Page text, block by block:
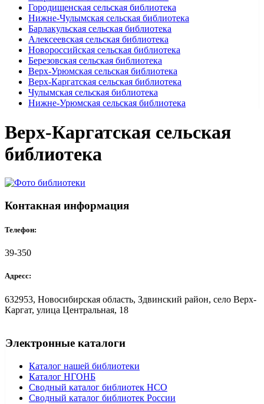
Городищенская сельская библиотека
Нижне-Чулымская сельская библиотека
Барлакульская сельская библиотека
Алексеевская сельская библиотека
Новороссийская сельская библиотека
Березовская сельская библиотека
Верх-Урюмская сельская библиотека
Верх-Каргатская сельская библиотека
Чулымская сельская библиотека
Нижне-Урюмская сельская библиотека
Верх-Каргатская сельская
библиотека
Контакная информация
Телефон:
39-350
Адресс:
632953, Новосибирская область, Здвинский район, село Верх-
Каргат, улица Центральная, 18
Электронные каталоги
Каталог нашей библиотеки
Каталог НГОНБ
Сводный каталог библиотек НСО
Сводный каталог библиотек России